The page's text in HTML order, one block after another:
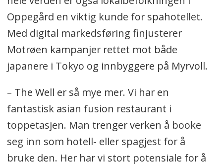
Oppegård en viktig kunde for spahotellet.
Med digital markedsføring finjusterer
Motrøen kampanjer rettet mot både
japanere i Tokyo og innbyggere på Myrvoll.
– The Well er så mye mer. Vi har en
fantastisk asian fusion restaurant i
toppetasjen. Man trenger verken å booke
seg inn som hotell- eller spagjest for å
bruke den. Her har vi stort potensiale for å